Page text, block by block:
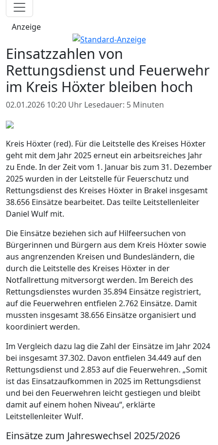
Anzeige
Einsatzzahlen von
Rettungsdienst und Feuerwehr
im Kreis Höxter bleiben hoch
02.01.2026 10:20 Uhr Lesedauer: 5 Minuten
Kreis Höxter (red). Für die Leitstelle des Kreises Höxter
geht mit dem Jahr 2025 erneut ein arbeitsreiches Jahr
zu Ende. In der Zeit vom 1. Januar bis zum 31. Dezember
2025 wurden in der Leitstelle für Feuerschutz und
Rettungsdienst des Kreises Höxter in Brakel insgesamt
38.656 Einsätze bearbeitet. Das teilte Leitstellenleiter
Daniel Wulf mit.
Die Einsätze beziehen sich auf Hilfeersuchen von
Bürgerinnen und Bürgern aus dem Kreis Höxter sowie
aus angrenzenden Kreisen und Bundesländern, die
durch die Leitstelle des Kreises Höxter in der
Notfallrettung mitversorgt werden. Im Bereich des
Rettungsdienstes wurden 35.894 Einsätze registriert,
auf die Feuerwehren entfielen 2.762 Einsätze. Damit
mussten insgesamt 38.656 Einsätze organisiert und
koordiniert werden.
Im Vergleich dazu lag die Zahl der Einsätze im Jahr 2024
bei insgesamt 37.302. Davon entfielen 34.449 auf den
Rettungsdienst und 2.853 auf die Feuerwehren. „Somit
ist das Einsatzaufkommen in 2025 im Rettungsdienst
und bei den Feuerwehren leicht gestiegen und bleibt
damit auf einem hohen Niveau“, erklärte
Leitstellenleiter Wulf.
Einsätze zum Jahreswechsel 2025/2026